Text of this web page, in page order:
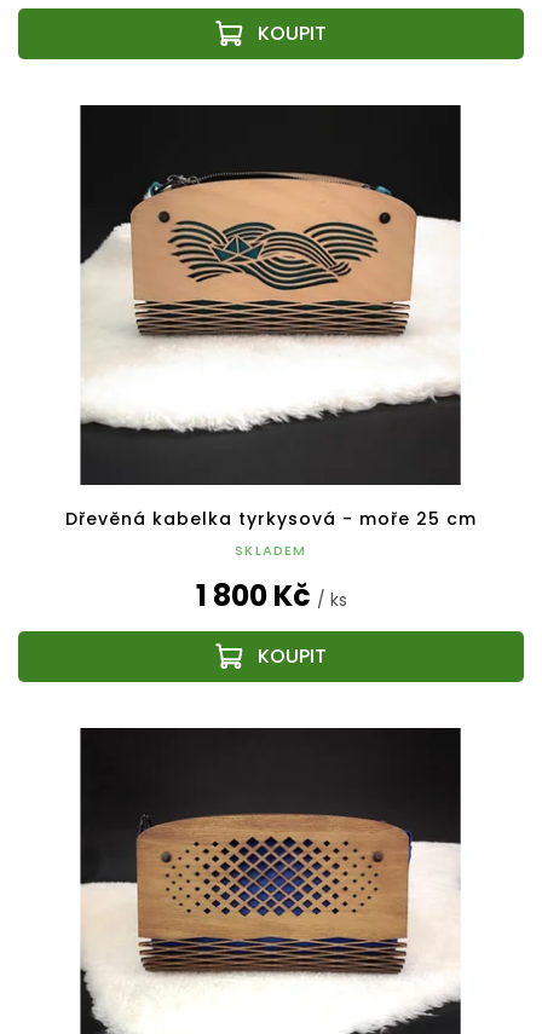
Dřevěná kabelka tyrkysová - moře 25 cm
SKLADEM
1 800 Kč / ks